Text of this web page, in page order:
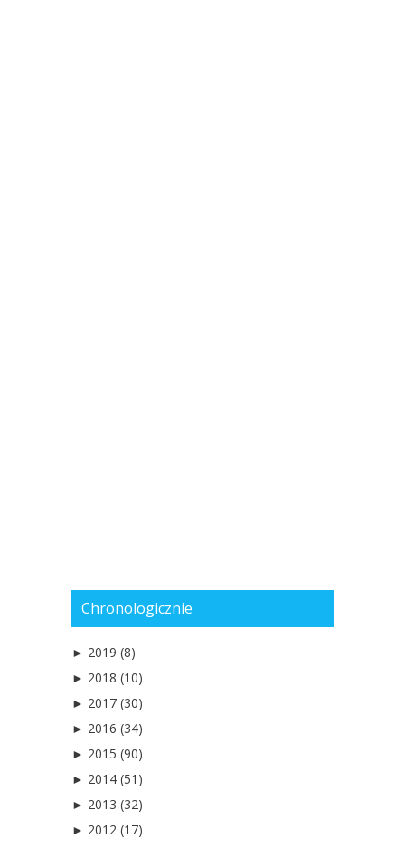
Chronologicznie
► 2019 (8)
► 2018 (10)
► 2017 (30)
► 2016 (34)
► 2015 (90)
► 2014 (51)
► 2013 (32)
► 2012 (17)